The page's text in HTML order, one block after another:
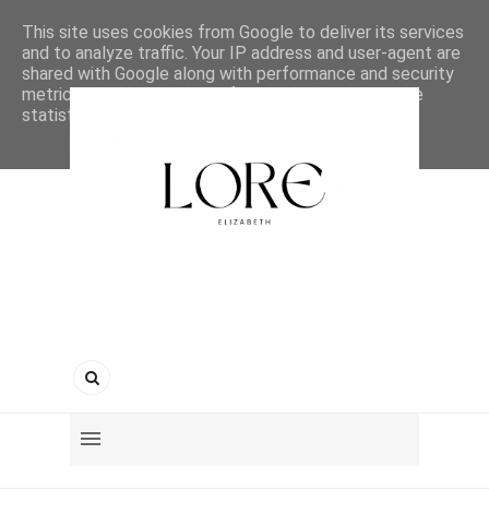
This site uses cookies from Google to deliver its services
and to analyze traffic. Your IP address and user-agent are
shared with Google along with performance and security
metrics to ensure quality of service, generate usage
statistics, and to detect and address abuse.